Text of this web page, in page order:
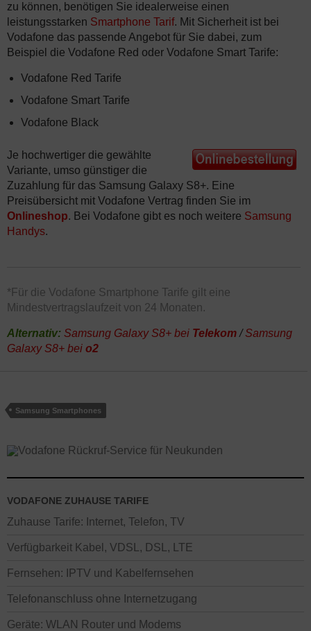
zu können, benötigen Sie idealerweise einen
leistungsstarken Smartphone Tarif. Mit Sicherheit ist bei
Vodafone das passende Angebot für Sie dabei, zum
Beispiel die Vodafone Red oder Vodafone Smart Tarife:
Vodafone Red Tarife
Vodafone Smart Tarife
Vodafone Black
Je hochwertiger die gewählte
Variante, umso günstiger die
Zuzahlung für das Samsung Galaxy S8+. Eine
Preisübersicht mit Vodafone Vertrag finden Sie im
Onlineshop. Bei Vodafone gibt es noch weitere Samsung
Handys.
*Für die Vodafone Smartphone Tarife gilt eine
Mindestvertragslaufzeit von 24 Monaten.
Alternativ: Samsung Galaxy S8+ bei Telekom /Samsung
Galaxy S8+ bei o2
Samsung Smartphones
VODAFONE ZUHAUSE TARIFE
Zuhause Tarife: Internet, Telefon, TV
Verfügbarkeit Kabel, VDSL, DSL, LTE
Fernsehen: IPTV und Kabelfernsehen
Telefonanschluss ohne Internetzugang
Geräte: WLAN Router und Modems